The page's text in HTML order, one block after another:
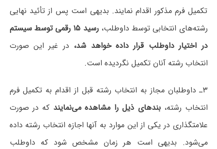
تکمیل فرم مذکور اقدام نمایند. بدیهی است پس از تأئید نهایی
رشته‌های انتخابی توسط داوطلب،
رسید ۱۵ رقمی توسط سیستم
در اختیار داوطلب قرار داده خواهد شد، در غیر این صورت
انتخاب رشته آنان تکمیل نگردیده است.
۳ـ داوطلبان مجاز به انتخاب رشته قبل از اقدام به تکمیل فرم
انتخاب رشته، بندهای ذیل را مشاهده می‌نمایند که در صورت
علامتگذاری در یکی از این موارد به آنها اجازه انتخاب رشته داده
می‌شود. بدیهی است هر زمان‌ مشخص‌ شود که‌ داوطلب‌